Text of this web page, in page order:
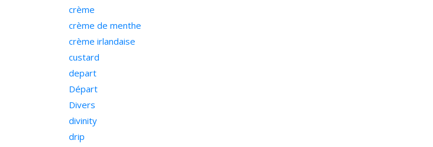
crème
crème de menthe
crème irlandaise
custard
depart
Départ
Divers
divinity
drip